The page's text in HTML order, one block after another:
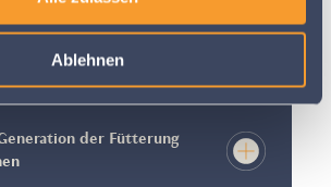
Ablehnen
Innovative Partner
Landwirtschaft
der Fütterung